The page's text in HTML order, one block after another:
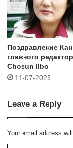
Поздравление Кан
главного
Chosun Ilbo
11-07-2025
Leave a Reply
Your email address